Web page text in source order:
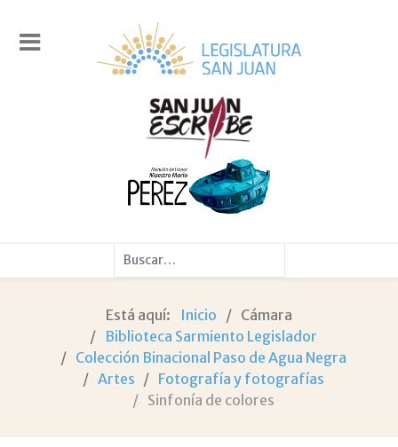
Buscar
Está aquí: Inicio
Cámara
Biblioteca Sarmiento Legislador
Colección Binacional Paso de Agua Negra
Artes
Fotografía y fotografías
Sinfonía de colores